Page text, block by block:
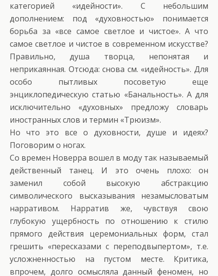
категорией «идейности». С небольшим
дополнением: под «духовностью» понимается
борьба за «все самое светлое и чистое». А что
самое светлое и чистое в современном искусстве?
Правильно, душа творца, непонятая и
неприкаянная. Отсюда: снова см. «идейность». Для
особо пытливых посоветую еще
энциклопедическую статью «Банальность». А для
исключительно «духовных» предложу словарь
иностранных слов и термин «Трюизм».
Но что это все о духовности, душе и идеях?
Поговорим о ногах.
Со времен Новерра вошел в моду так называемый
действенный танец. И это очень плохо: он
заменил собой высокую абстракцию
символического высказывания незамысловатым
нарративом. Нарратив же, чувствуя свою
глубокую ущербность по отношению к стилю
прямого действия церемониальных форм, стал
грешить «пересказами с переподвыпертом», т.е.
усложненностью на пустом месте. Критика,
впрочем, долго осмысляла данный феномен, но